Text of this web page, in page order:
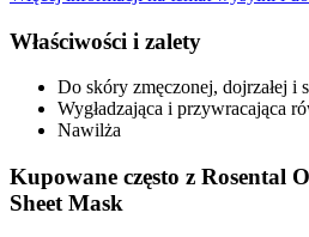
Właściwości i zalety
Do skóry zmęczonej, dojrzałej i
Wygładzająca i przywracająca
Nawilża
Kupowane często z Rosental
Sheet Mask